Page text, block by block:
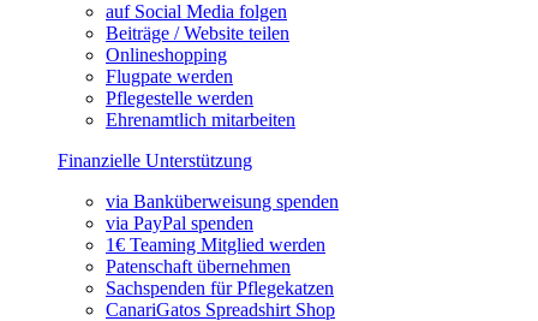
auf Social Media folgen
Beiträge / Website teilen
Onlineshopping
Flugpate werden
Pflegestelle werden
Ehrenamtlich mitarbeiten
Finanzielle Unterstützung
via Banküberweisung spenden
via PayPal spenden
1€ Teaming Mitglied werden
Patenschaft übernehmen
Sachspenden für Pflegekatzen
CanariGatos Spreadshirt Shop